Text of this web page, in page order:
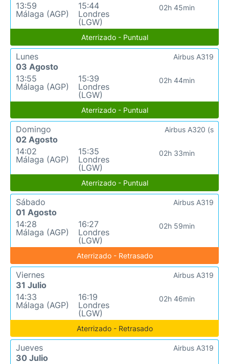
13:59
Málaga (AGP)
15:44
Londres
(LGW)
02h 45min
Aterrizado - Puntual
Lunes
03 Agosto
13:55
Málaga (AGP)
15:39
Londres
(LGW)
02h 44min
Airbus A319
Aterrizado - Puntual
Domingo
02 Agosto
14:02
Málaga (AGP)
15:35
Londres
(LGW)
02h 33min
Airbus A320 (s
Aterrizado - Puntual
Sábado
01 Agosto
14:28
Málaga (AGP)
16:27
Londres
(LGW)
02h 59min
Airbus A319
Aterrizado - Retrasado
Viernes
31 Julio
14:33
Málaga (AGP)
16:19
Londres
(LGW)
02h 46min
Airbus A319
Aterrizado - Retrasado
Jueves
30 Julio
Airbus A319